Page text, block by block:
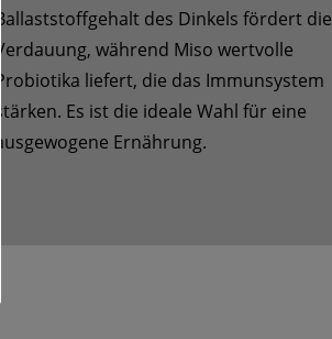
Ballaststoffgehalt des Dinkels fördert die
Verdauung, während Miso wertvolle
Probiotika liefert, die das Immunsystem
stärken. Es ist die ideale Wahl für eine
ausgewogene Ernährung.